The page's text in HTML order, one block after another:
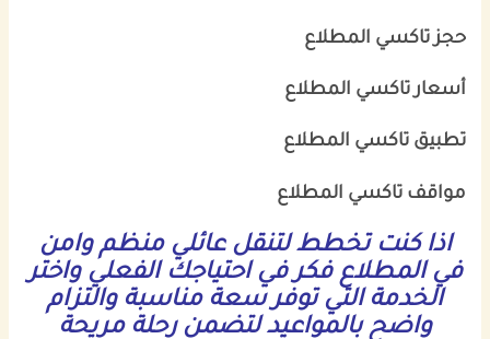
حجز تاكسي المطلاع
أسعار تاكسي المطلاع
تطبيق تاكسي المطلاع
مواقف تاكسي المطلاع
اذا كنت تخطط لتنقل عائلي منظم وامن
في المطلاع فكر في احتياجك الفعلي واختر
الخدمة التي توفر سعة مناسبة والتزام
واضح بالمواعيد لتضمن رحلة مريحة